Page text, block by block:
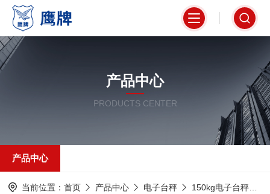
产品中心
PRODUCTS CENTER
产品中心
当前位置： 首页 产品中心 电子台秤 150kg电子台秤